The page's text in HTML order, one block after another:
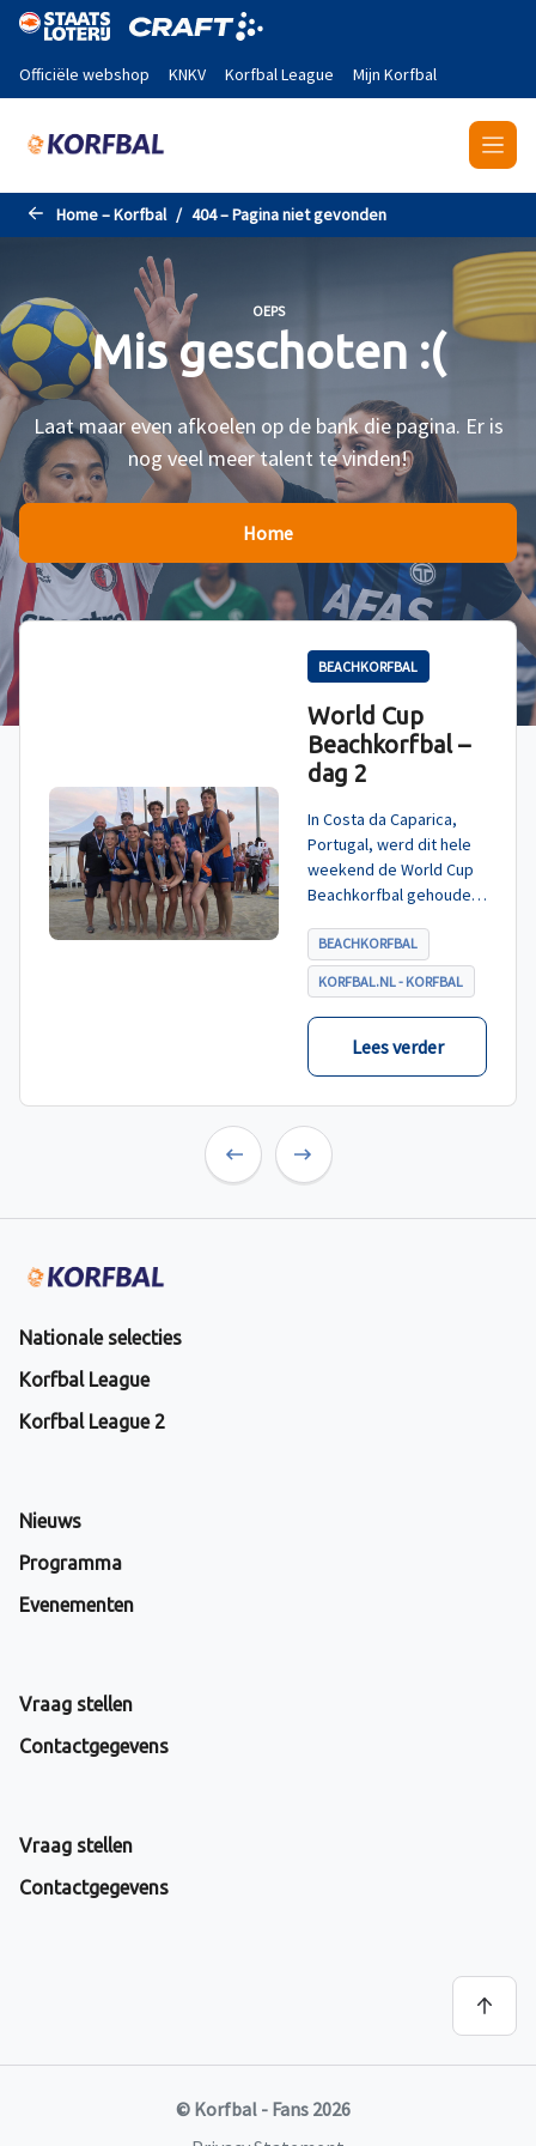
Naar de hoofdinhoud gaan
Officiële webshop KNKV Korfbal League Mijn Korfbal
Home – Korfbal 404 – Pagina niet gevonden
OEPS
Mis geschoten :(
Laat maar even afkoelen op de bank die pagina. Er is
nog veel meer talent te vinden!
Home
BEACHKORFBAL
World Cup
Beachkorfbal –
dag 2
In Costa da Caparica,
Portugal, werd dit hele
weekend de World Cup
Beachkorfbal gehouden.
tegen België, die
eindigde in shoot-outs,
was het Nederland dat
er met het goud vandoor
BEACHKORFBAL
KORFBAL.NL - KORFBAL
Lees verder
Nationale selecties
Korfbal League
Korfbal League 2
Nieuws
Programma
Evenementen
Vraag stellen
Contactgegevens
Vraag stellen
Contactgegevens
© Korfbal - Fans 2026